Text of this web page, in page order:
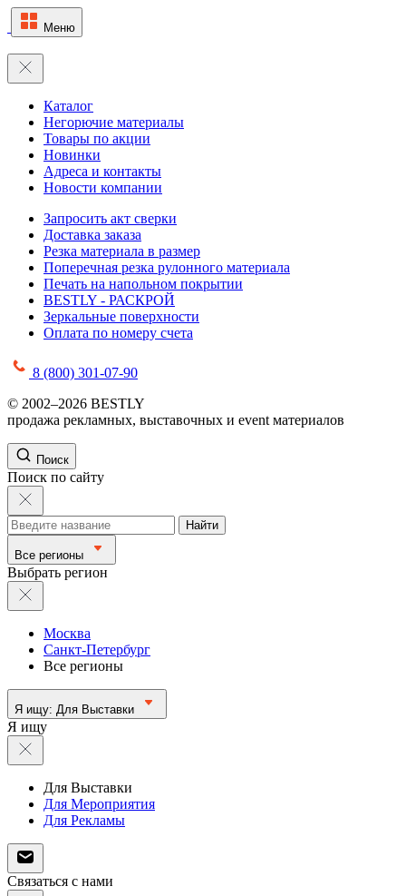
Меню
Каталог
Негорючие материалы
Товары по акции
Новинки
Адреса и контакты
Новости компании
Запросить акт сверки
Доставка заказа
Резка материала в размер
Поперечная резка рулонного материала
Печать на напольном покрытии
BESTLY - РАСКРОЙ
Зеркальные поверхности
Оплата по номеру счета
8 (800) 301-07-90
© 2002–2026 BESTLY
продажа рекламных, выставочных и event материалов
Поиск
Поиск по сайту
Найти
Все регионы
Выбрать регион
Москва
Санкт-Петербург
Все регионы
Я ищу: Для Выставки
Я ищу
Для Выставки
Для Мероприятия
Для Рекламы
Связаться с нами